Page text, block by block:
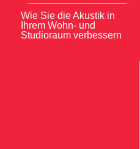
Wie Sie die Akustik in
Ihrem Wohn- und
Studioraum verbessern